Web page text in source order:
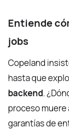
Entiende
jobs
Copeland
hasta que
backend.
proceso muere
garantías de